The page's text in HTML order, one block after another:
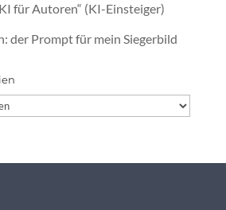
für Autoren“ (KI-Einsteiger)
der Prompt für mein Siegerbild